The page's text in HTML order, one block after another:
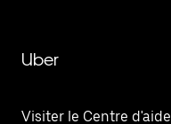
Uber
Visiter le Centre d'aide